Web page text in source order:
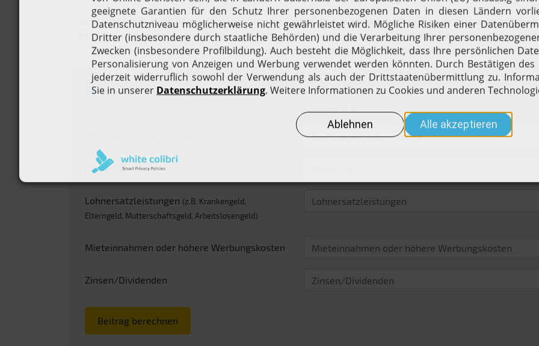
Im Rahmen der Mitgliedschaft zahlen Sie eine einmalige Aufnahmegebühr und einen jährlichen
Ihrem Bruttojahreseinkommen, das bedeutet, wenn Sie weniger verdienen, zahlen Sie auch einen
können Sie sich Ihren voraussichtlichen Mitgliedsbeitrag ganz einfach
Berechnen Sie Ihren Mitgliedsbeitrag
Rente/-n
Lohnersatzleistungen (z.B. Krankengeld,
Elterngeld, Mutterschaftsgeld, Arbeitslosengeld)
Mieteinnahmen oder höhere Werbungskosten
Zinsen/Dividenden
Beitrag berechnen